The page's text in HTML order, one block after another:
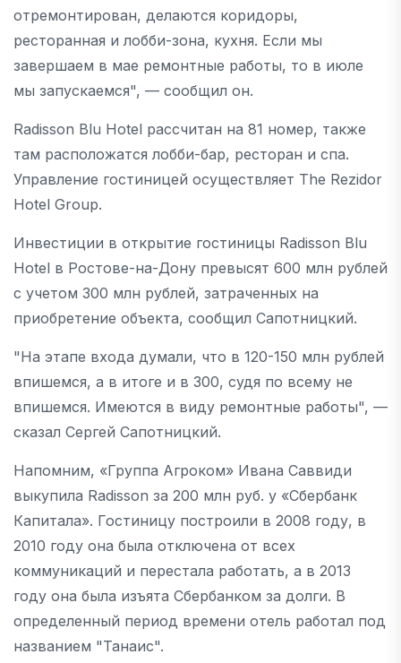
отремонтирован, делаются коридоры,
ресторанная и лобби-зона, кухня. Если мы
завершаем в мае ремонтные работы, то в июле
мы запускаемся", — сообщил он.
Radisson Blu Hotel рассчитан на 81 номер, также
там расположатся лобби-бар, ресторан и спа.
Управление гостиницей осуществляет The Rezidor
Hotel Group.
Инвестиции в открытие гостиницы Radisson Blu
Hotel в Ростове-на-Дону превысят 600 млн рублей
с учетом 300 млн рублей, затраченных на
приобретение объекта, сообщил Сапотницкий.
"На этапе входа думали, что в 120-150 млн рублей
впишемся, а в итоге и в 300, судя по всему не
впишемся. Имеются в виду ремонтные работы", —
сказал Сергей Сапотницкий.
Напомним, «Группа Агроком» Ивана Саввиди
выкупила Radisson за 200 млн руб. у «Сбербанк
Капитала». Гостиницу построили в 2008 году, в
2010 году она была отключена от всех
коммуникаций и перестала работать, а в 2013
году она была изъята Сбербанком за долги. В
определенный период времени отель работал под
названием "Танаис".